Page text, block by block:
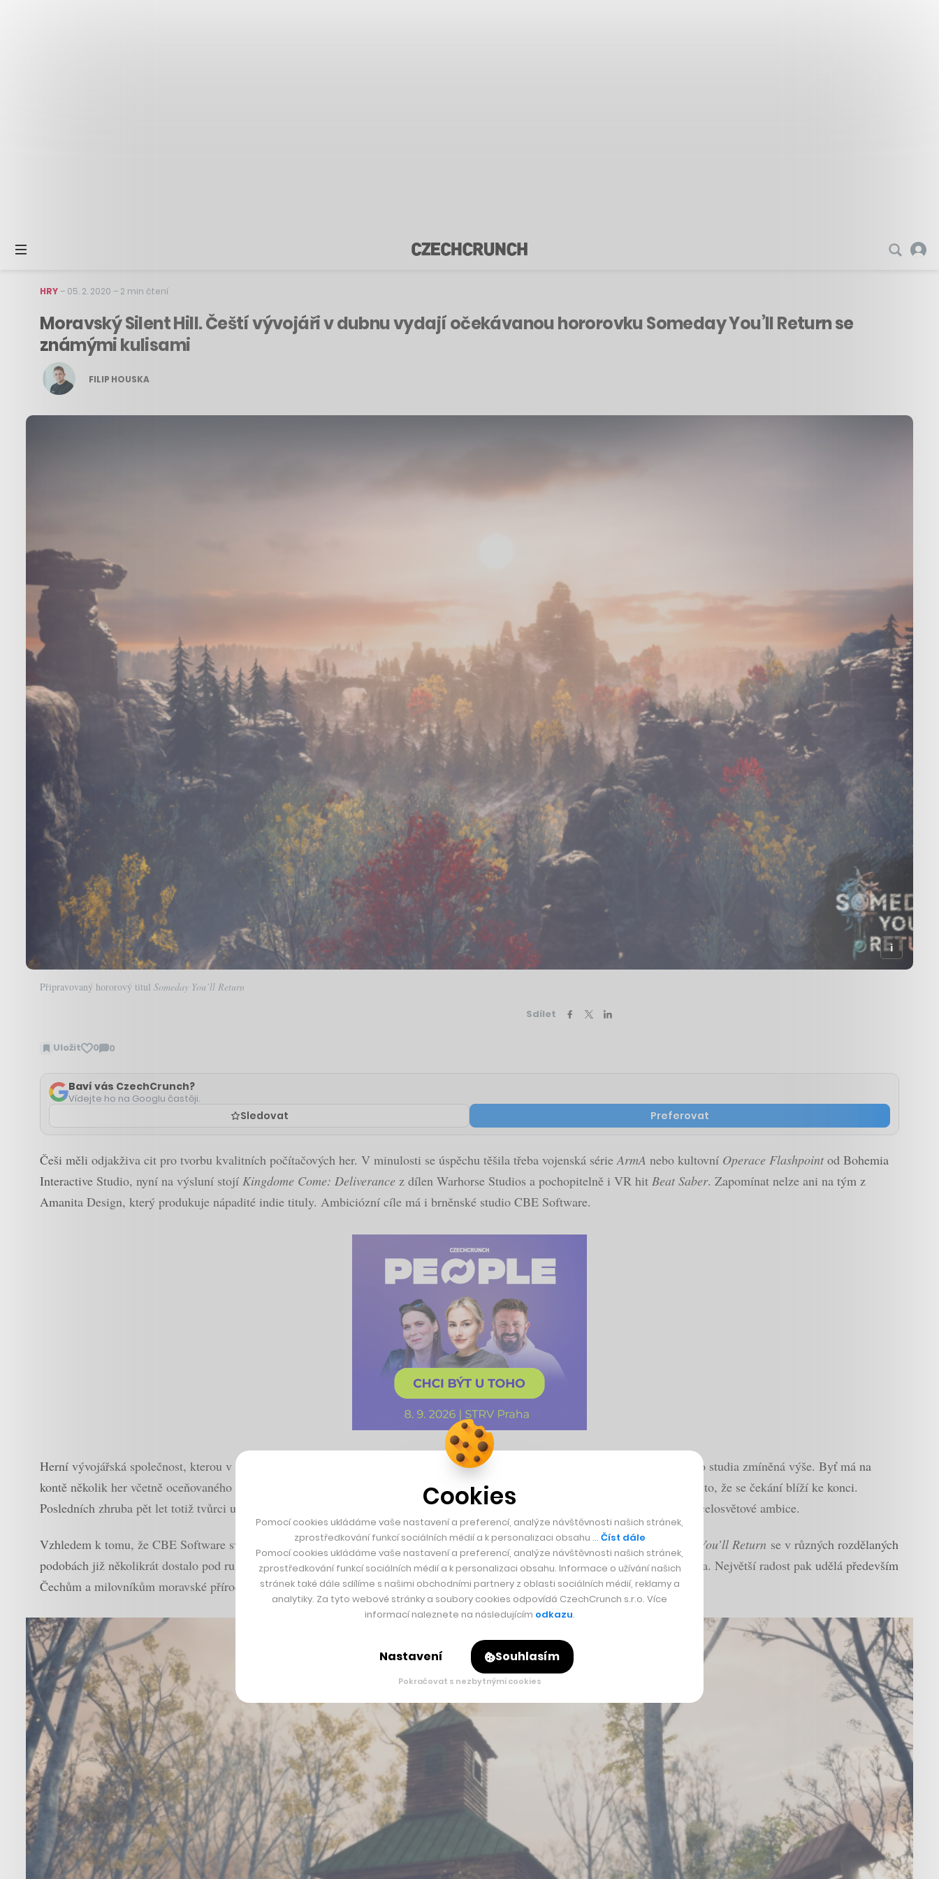
HRY– 05. 2. 2020 – 2 min čtení
Moravský Silent Hill. Čeští vývojáři v dubnu vydají očekávanou hororovku Someday You’ll Return se
známými kulisami
FILIP HOUSKA
Připravovaný hororový titul Someday You’ll Return
Sdílet
Uložit 0 0
Zobrazit
Baví vás CzechCrunch?
Vídejte ho na Googlu častěji.
Sledovat Preferovat
Češi měli odjakživa cit pro tvorbu kvalitních počítačových her. V minulosti se úspěchu těšila třeba vojenská série ArmA nebo kultovní Operace Flashpoint od Bohemia
Interactive Studio, nyní na výsluní stojí Kingdome Come: Deliverance z dílen Warhorse Studios a pochopitelně i VR hit Beat Saber. Zapomínat nelze ani na tým z
Amanita Design, který produkuje nápadité indie tituly. Ambiciózní cíle má i brněnské studio CBE Software.
Herní vývojářská společnost, kterou v roce 2006 založili Jan Kavan a Lukáš Medek, zatím nedosáhla tak významných milníků jako studia zmíněná výše. Byť má na
kontě několik her včetně oceňovaného titulu
, na velký mezinárodní úspěch teprve čeká. Avšak vypadá to, že se čekání blíží ke konci.
Posledních zhruba pět let totiž tvůrci usilovně pracují na novém psychologickém hororu Someday You’ll Return , který má právem celosvětové ambice.
Vzhledem k tomu, že CBE Software svůj v pořadí osmý herní zářez vyvíjí od roku 2015, nejedná se o žádnou novinku. Someday You’ll Return se v různých rozdělaných
podobách již několikrát dostalo pod ruky herních recenzentů, kteří vyzdvihovali samotný příběh a lokality, do nichž je hra zasazena. Největší radost pak udělá především
Čechům a milovníkům moravské přírody, protože přesně tam se celé hororové drama odehrává.
Cookies
Pomocí cookies ukládáme vaše nastavení a preferencí, analýze návštěvnosti našich stránek,
zprostředkování funkcí sociálních médií a k personalizaci obsahu … Číst dále
Pomocí cookies ukládáme vaše nastavení a preferencí, analýze návštěvnosti našich stránek,
zprostředkování funkcí sociálních médií a k personalizaci obsahu. Informace o užívání našich
stránek také dále sdílíme s našimi obchodními partnery z oblasti sociálních médií, reklamy a
analytiky. Za tyto webové stránky a soubory cookies odpovídá CzechCrunch s.r.o. Více
informací naleznete na následujícím odkazu.
Nastavení Souhlasím
Pokračovat s nezbytnými cookies